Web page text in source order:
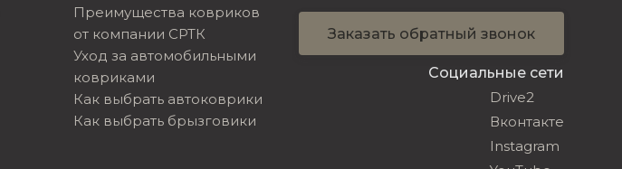
Преимущества ковриков
от компании СРТК
Уход за автомобильными
ковриками
Как выбрать автоковрики
Как выбрать брызговики
Заказать обратный звонок
Социальные сети
Drive2
Вконтакте
Instagram